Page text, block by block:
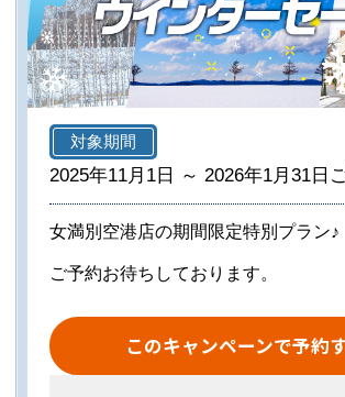
対象期間
2025年11月1日 ～ 2026年1月31日
女満別空港店の期間限定特別プラン♪
ご予約お待ちしております。
このキャンペーンで予約